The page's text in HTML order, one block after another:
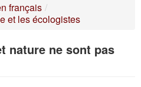
français /
et les écologistes
nature ne sont pas